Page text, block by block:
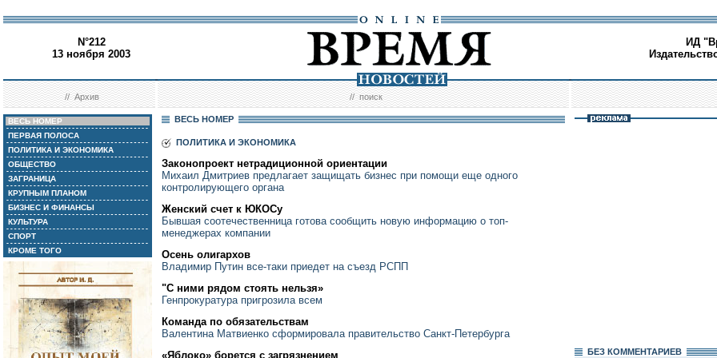
N°212
13 ноября 2003
ИД
//Архив //поиск
ВЕСЬ НОМЕР
ПЕРВАЯ ПОЛОСА
ПОЛИТИКА И ЭКОНОМИКА
ОБЩЕСТВО
ЗАГРАНИЦА
КРУПНЫМ ПЛАНОМ
БИЗНЕС И ФИНАНСЫ
КУЛЬТУРА
СПОРТ
КРОМЕ ТОГО
ВЕСЬ НОМЕР
ПОЛИТИКА И ЭКОНОМИКА
Законопроект нетрадиционной ориентации
Михаил Дмитриев предлагает защищать бизнес при помощи еще одного
контролирующего органа
Женский счет к ЮКОСу
Бывшая соотечественница готова сообщить новую информацию о топ-
менеджерах компании
Осень олигархов
Владимир Путин все-таки приедет на съезд РСПП
"С ними рядом стоять нельзя»
Генпрокуратура пригрозила всем
Команда по обязательствам
Валентина Матвиенко сформировала правительство Санкт-Петербурга
«Яблоко» борется с загрязнением
БЕЗ КОМMЕНТАРИЕВ